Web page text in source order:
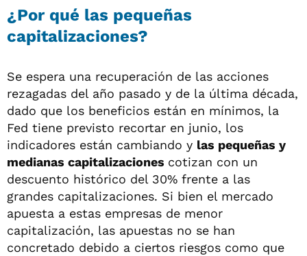
¿Por qué las pequeñas
capitalizaciones?
Se espera una recuperación de las acciones
rezagadas del año pasado y de la última década,
dado que los beneficios están en mínimos, la
Fed tiene previsto recortar en junio, los
indicadores están cambiando y las pequeñas y
medianas capitalizaciones cotizan con un
descuento histórico del 30% frente a las
grandes capitalizaciones. Si bien el mercado
apuesta a estas empresas de menor
capitalización, las apuestas no se han
concretado debido a ciertos riesgos como que